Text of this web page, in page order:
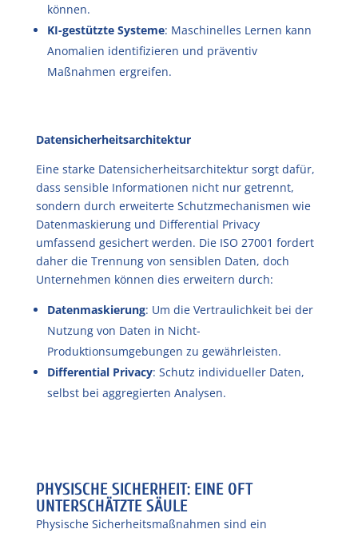
können.
KI-gestützte Systeme: Maschinelles Lernen kann
Anomalien identifizieren und präventiv
Maßnahmen ergreifen.
Datensicherheitsarchitektur
Eine starke Datensicherheitsarchitektur sorgt dafür,
dass sensible Informationen nicht nur getrennt,
sondern durch erweiterte Schutzmechanismen wie
Datenmaskierung und Differential Privacy
umfassend gesichert werden. Die ISO 27001 fordert
daher die Trennung von sensiblen Daten, doch
Unternehmen können dies erweitern durch:
Datenmaskierung: Um die Vertraulichkeit bei der
Nutzung von Daten in Nicht-
Produktionsumgebungen zu gewährleisten.
Differential Privacy: Schutz individueller Daten,
selbst bei aggregierten Analysen.
PHYSISCHE SICHERHEIT: EINE OFT
UNTERSCHÄTZTE SÄULE
Physische Sicherheitsmaßnahmen sind ein